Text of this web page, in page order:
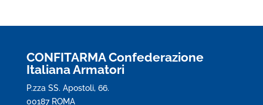
CONFITARMA Confederazione
Italiana Armatori
P.zza SS. Apostoli, 66.
00187 ROMA